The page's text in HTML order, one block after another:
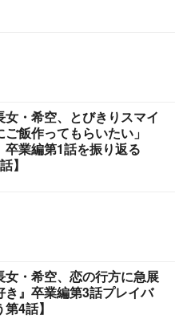
女・希空、とびきりスマイ
ご飯作ってもらいたい」
卒業編第1話を振り返る
】
女・希空、恋の行方に急展
』卒業編第3話プレイバ
4話】